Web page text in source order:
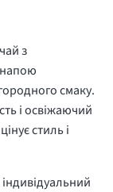
з
смаку.
і освіжаючий
стиль і